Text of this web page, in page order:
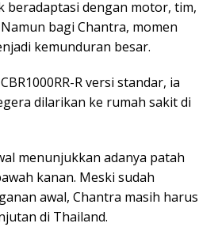
beradaptasi dengan motor, tim,
bagi Chantra, momen
kemunduran besar.
R versi standar, ia
dilarikan ke rumah sakit di
menunjukkan adanya patah
kanan. Meski sudah
awal, Chantra masih harus
di Thailand.